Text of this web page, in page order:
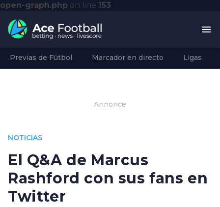
open-graph.php on line 153
Previas de Fútbol Marcador en directo Ligas
Annonce
NOTICIAS
El Q&A de Marcus
Rashford con sus fans en
Twitter